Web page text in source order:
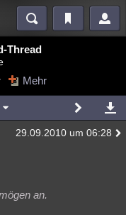
Mystery Kriminalfälle
Thread
Mehr
29.09.2010 um 06:28
an.